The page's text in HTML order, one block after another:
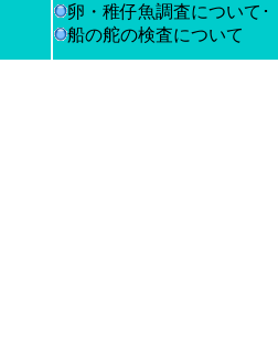
卵・稚仔魚調査について･
船の舵の検査について